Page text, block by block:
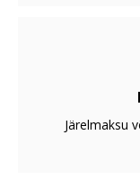
Järelmaksu